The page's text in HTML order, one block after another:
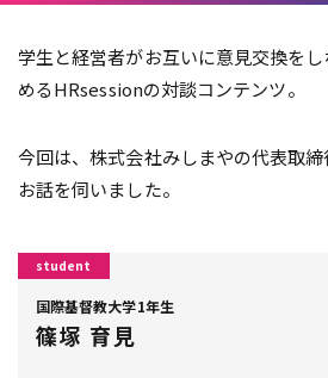
学生と経営者がお互いに意見交換を
めるHRsessionの対談コンテンツ。
今回は、株式会社みしまやの代表取締
お話を伺いました。
国際基督教大学1年生
篠塚 育見